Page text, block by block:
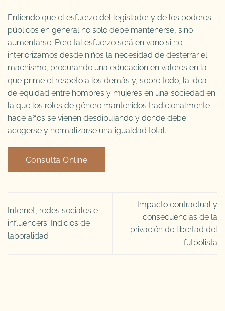
Entiendo que el esfuerzo del legislador y de los poderes
públicos en general no solo debe mantenerse, sino
aumentarse. Pero tal esfuerzo será en vano si no
interiorizamos desde niños la necesidad de desterrar el
machismo, procurando una educación en valores en la
que prime el respeto a los demás y, sobre todo, la idea
de equidad entre hombres y mujeres en una sociedad en
la que los roles de género mantenidos tradicionalmente
hace años se vienen desdibujando y donde debe
acogerse y normalizarse una igualdad total.
Consulta Online
Internet, redes sociales e
influencers: Indicios de
laboralidad
Impacto contractual y
consecuencias de la
privación de libertad del
futbolista